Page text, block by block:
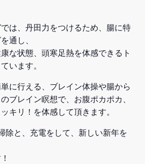
は、丹田力をつけるため、腸に特
通し、
な状態、頭寒足熱を体感できるト
います。
に行える、ブレイン体操や腸から
ブレイン瞑想で、お腹ポカポカ、
キリ！を体感して頂きます。
除と、充電をして、新しい新年を